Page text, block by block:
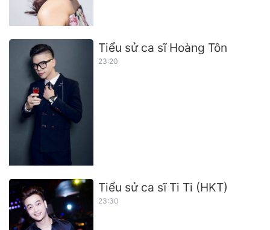
Tiểu sử ca sĩ Hoàng Tôn
23:20
Tiểu sử ca sĩ Ti Ti (HKT)
23:30